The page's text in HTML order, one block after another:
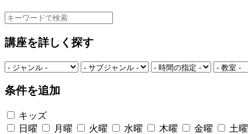
講座を詳しく探す
条件を追加
キッズ
日曜
月曜 火曜 水曜 木曜 金曜 土曜